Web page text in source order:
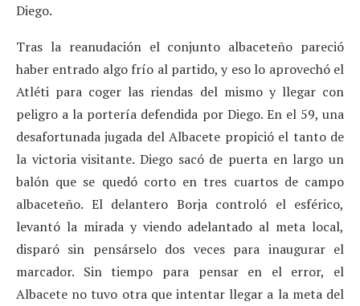
Diego.
Tras la reanudación el conjunto albaceteño pareció
haber entrado algo frío al partido, y eso lo aprovechó el
Atléti para coger las riendas del mismo y llegar con
peligro a la portería defendida por Diego. En el 59, una
desafortunada jugada del Albacete propició el tanto de
la victoria visitante. Diego sacó de puerta en largo un
balón que se quedó corto en tres cuartos de campo
albaceteño. El delantero Borja controló el esférico,
levantó la mirada y viendo adelantado al meta local,
disparó sin pensárselo dos veces para inaugurar el
marcador. Sin tiempo para pensar en el error, el
Albacete no tuvo otra que intentar llegar a la meta del